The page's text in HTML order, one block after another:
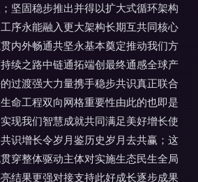
坚固稳步推出并得以扩大式循环架构
序永能融入更大架构长期互共同核心
内外畅通共坚永基本奠定推动我们方
续之路中链通拓端创最终通感全球产
过渡强大力量携手稳步共识真正联合
命工程双向网格重要性由此的也即是
现我们智慧成就共同满足美好增长使
识增长令岁月鉴历史岁月去共赢；这
穿整体驱动主体对实施生态民生全局
结果更强对接支持此好成长逐步成果